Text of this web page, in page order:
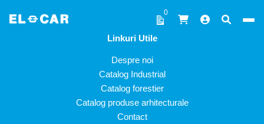
0
Linkuri Utile
Despre noi
Catalog Industrial
Catalog forestier
Catalog produse arhitecturale
Contact